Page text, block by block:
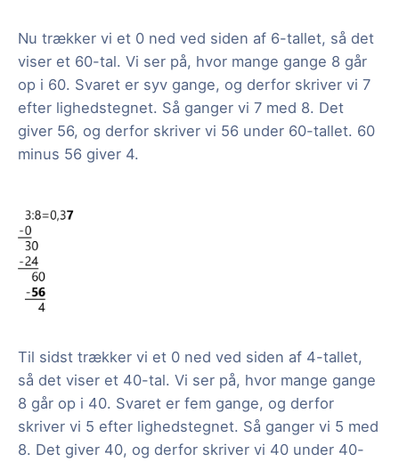
Nu trækker vi et 0 ned ved siden af 6-tallet, så det
viser et 60-tal. Vi ser på, hvor mange gange 8 går
op i 60. Svaret er syv gange, og derfor skriver vi 7
efter lighedstegnet. Så ganger vi 7 med 8. Det
giver 56, og derfor skriver vi 56 under 60-tallet. 60
minus 56 giver 4.
Til sidst trækker vi et 0 ned ved siden af 4-tallet,
så det viser et 40-tal. Vi ser på, hvor mange gange
8 går op i 40. Svaret er fem gange, og derfor
skriver vi 5 efter lighedstegnet. Så ganger vi 5 med
8. Det giver 40, og derfor skriver vi 40 under 40-